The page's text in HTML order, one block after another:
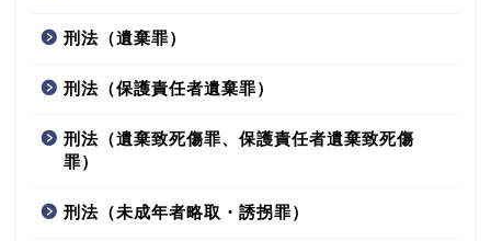
刑法（遺棄罪）
刑法（保護責任者遺棄罪）
刑法（遺棄致死傷罪、保護責任者遺棄致死傷
罪）
刑法（未成年者略取・誘拐罪）